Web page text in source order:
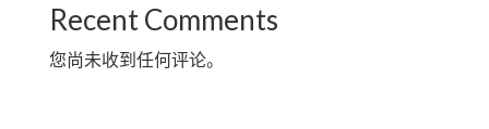
Recent Comments
您尚未收到任何评论。